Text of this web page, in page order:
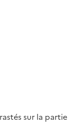
sur la partie